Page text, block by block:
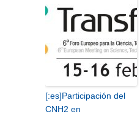
[:es]Participación del
CNH2 en